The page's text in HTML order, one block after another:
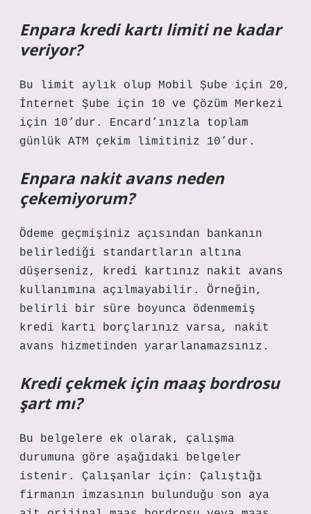
Enpara kredi kartı limiti ne kadar
veriyor?
Bu limit aylık olup Mobil Şube için 20,
İnternet Şube için 10 ve Çözüm Merkezi
için 10’dur. Encard’ınızla toplam
günlük ATM çekim limitiniz 10’dur.
Enpara nakit avans neden
çekemiyorum?
Ödeme geçmişiniz açısından bankanın
belirlediği standartların altına
düşerseniz, kredi kartınız nakit avans
kullanımına açılmayabilir. Örneğin,
belirli bir süre boyunca ödenmemiş
kredi kartı borçlarınız varsa, nakit
avans hizmetinden yararlanamazsınız.
Kredi çekmek için maaş bordrosu
şart mı?
Bu belgelere ek olarak, çalışma
durumuna göre aşağıdaki belgeler
istenir. Çalışanlar için: Çalıştığı
firmanın imzasının bulunduğu son aya